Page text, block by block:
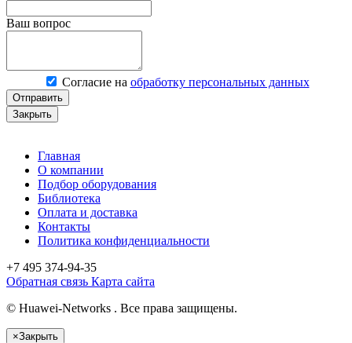
Ваш вопрос
Согласие на обработку персональных данных
Отправить
Закрыть
Главная
О компании
Подбор оборудования
Библиотека
Оплата и доставка
Контакты
Политика конфиденциальности
+7 495 374-94-35
Обратная связь Карта сайта
© Huawei-Networks . Все права защищены.
×Закрыть